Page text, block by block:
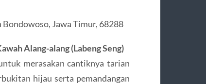
Jawa Timur, 68288
Alang-alang (Labeng Seng)
merasakan cantiknya tarian
hijau serta pemandangan